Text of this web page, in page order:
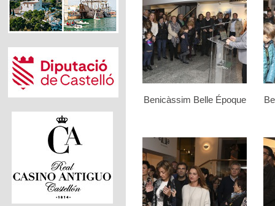
Benicàssim Belle Époque